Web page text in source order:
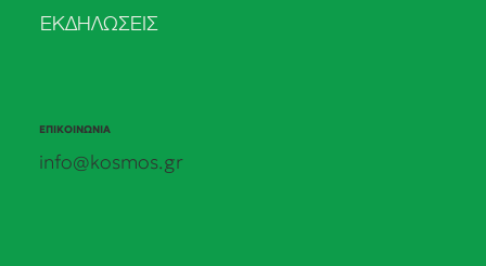
ΕΚΔΗΛΩΣΕΙΣ
ΕΠΙΚΟΙΝΩΝΙΑ
info@kosmos.gr